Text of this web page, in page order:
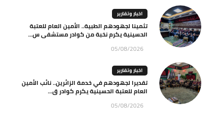
اخبار وتقارير
تثمينا لجهودهم الطبية.. الأمين العام للعتبة
الحسينية يكرم نخبة من كوادر مستشفى س...
05/08/2026
اخبار وتقارير
تقديرا لجهودهم في خدمة الزائرين.. نائب الأمين
العام للعتبة الحسينية يكرم كوادر ق...
05/08/2026